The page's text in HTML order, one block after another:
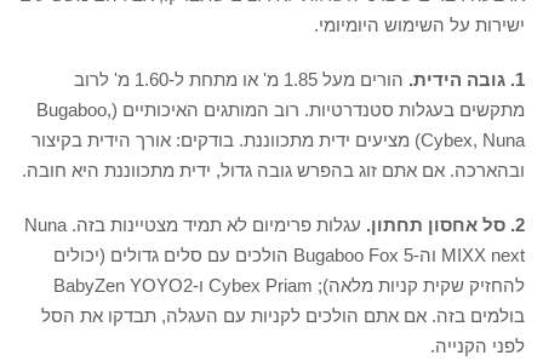
ישירות על השימוש היומיומי.
1. גובה הידית.
הורים מעל 1.85 מ' או מתחת ל-1.60 מ' לרוב
מתקשים בעגלות סטנדרטיות. רוב המותגים האיכותיים (Bugaboo,
Cybex, Nuna) מציעים ידית מתכווננת. בודקים: אורך הידית בקיצור
ובהארכה. אם אתם זוג בהפרש גובה גדול, ידית מתכווננת היא חובה.
2. סל אחסון תחתון.
עגלות פרימיום לא תמיד מצטיינות בזה. Nuna
MIXX next וה-Bugaboo Fox 5 הולכים עם סלים גדולים (יכולים
להחזיק שקית קניות מלאה); Cybex Priam ו-BabyZen YOYO2
בולמים בזה. אם אתם הולכים לקניות עם העגלה, תבדקו את הסל
לפני הקנייה.